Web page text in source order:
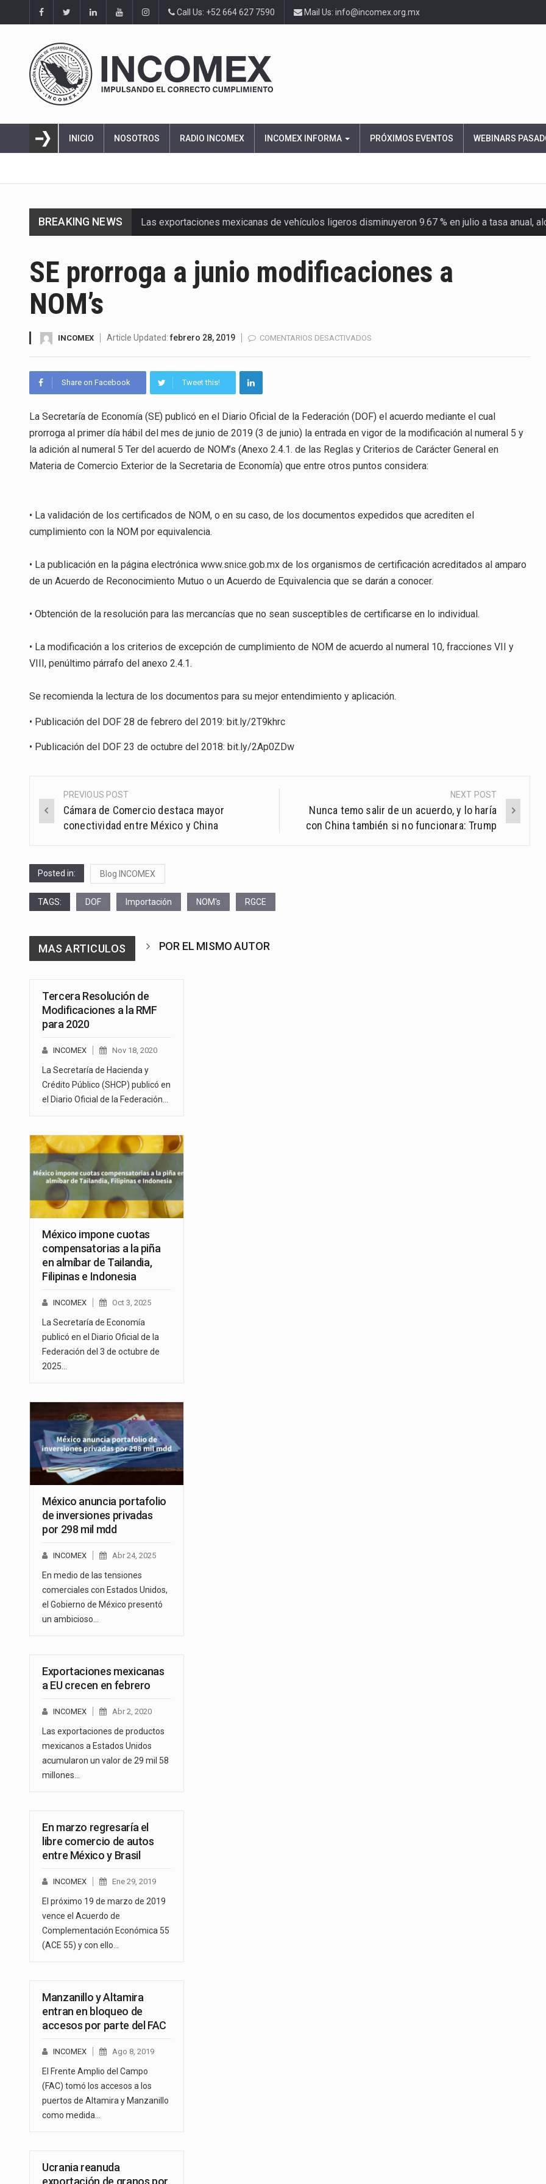
Call Us: +52 664 627 7590 Mail Us: info@incomex.org.mx
INICIO NOSOTROS RADIO INCOMEX INCOMEX INFORMA PRÓXIMOS EVENTOS WEBINARS
BREAKING NEWS Las exportaciones mexicanas de vehículos ligeros disminuyeron 9.67 % en julio a tasa anual,
La Coalition for a Prosperous America (CPA) solicitó al gobierno de Estados Unidos mantener
Ante la suspensión temporal de las inspecciones sanitarias del Departamento de Agricultura
Los créditos fiscales determinados a empresas IMMEX rara vez nacen de una interpretación
La industria automotriz mexicana concentra más de la mitad de las quejas bajo el Mecanismo…
La inversión fija bruta en México registró un aumento de 1.1% interanual en mayo de…
El gobierno de Estados Unidos anunciará un arancel del 15 % sobre los productos fabricados…
El Departamento de Agricultura de Estados Unidos (USDA) suspendió el 5 de agosto de 2026…
SE prorroga a junio modificaciones a
NOM’s
INCOMEX Article Updated:febrero 28, 2019 COMENTARIOS DESACTIVADOS
A
NOM’S
Share on Facebook Tweet this!
La Secretaría de Economía (SE) publicó en el Diario Oficial de la Federación (DOF) el acuerdo mediante el cual
prorroga al primer día hábil del mes de junio de 2019 (3 de junio) la entrada en vigor de la modificación al numeral 5 y
la adición al numeral 5 Ter del acuerdo de NOM’s (Anexo 2.4.1. de las Reglas y Criterios de Carácter General en
Materia de Comercio Exterior de la Secretaria de Economía) que entre otros puntos considera:
• La validación de los certificados de NOM, o en su caso, de los documentos expedidos que acrediten el
cumplimiento con la NOM por equivalencia.
• La publicación en la página electrónica www.snice.gob.mx de los organismos de certificación acreditados al amparo
de un Acuerdo de Reconocimiento Mutuo o un Acuerdo de Equivalencia que se darán a conocer.
• Obtención de la resolución para las mercancías que no sean susceptibles de certificarse en lo individual.
• La modificación a los criterios de excepción de cumplimiento de NOM de acuerdo al numeral 10, fracciones VII y
VIII, penúltimo párrafo del anexo 2.4.1.
Se recomienda la lectura de los documentos para su mejor entendimiento y aplicación.
• Publicación del DOF 28 de febrero del 2019: bit.ly/2T9khrc
• Publicación del DOF 23 de octubre del 2018: bit.ly/2Ap0ZDw
Post
navigation
PREVIOUS POST
Cámara de Comercio destaca mayor
conectividad entre México y China
NEXT POST
Nunca temo salir de un acuerdo, y lo haría
con China también si no funcionara: Trump
Posted in: Blog INCOMEX
TAGS: DOF Importación NOM's RGCE
MAS ARTICULOS POR EL MISMO AUTOR
Tercera Resolución de
Modificaciones a la RMF
para 2020
INCOMEX Nov 18, 2020
La Secretaría de Hacienda y
Crédito Público (SHCP) publicó en
el Diario Oficial de la Federación…
México impone cuotas
compensatorias a la piña
en almíbar de Tailandia,
Filipinas e Indonesia
INCOMEX Oct 3, 2025
La Secretaría de Economía
publicó en el Diario Oficial de la
Federación del 3 de octubre de
2025…
México anuncia portafolio
de inversiones privadas
por 298 mil mdd
INCOMEX Abr 24, 2025
En medio de las tensiones
comerciales con Estados Unidos,
el Gobierno de México presentó
un ambicioso…
Exportaciones mexicanas
a EU crecen en febrero
INCOMEX Abr 2, 2020
Las exportaciones de productos
mexicanos a Estados Unidos
acumularon un valor de 29 mil 58
millones…
En marzo regresaría el
libre comercio de autos
entre México y Brasil
INCOMEX Ene 29, 2019
El próximo 19 de marzo de 2019
vence el Acuerdo de
Complementación Económica 55
(ACE 55) y con ello…
Manzanillo y Altamira
entran en bloqueo de
accesos por parte del FAC
INCOMEX Ago 8, 2019
El Frente Amplio del Campo
(FAC) tomó los accesos a los
puertos de Altamira y Manzanillo
como medida…
Ucrania reanuda
exportación de granos por